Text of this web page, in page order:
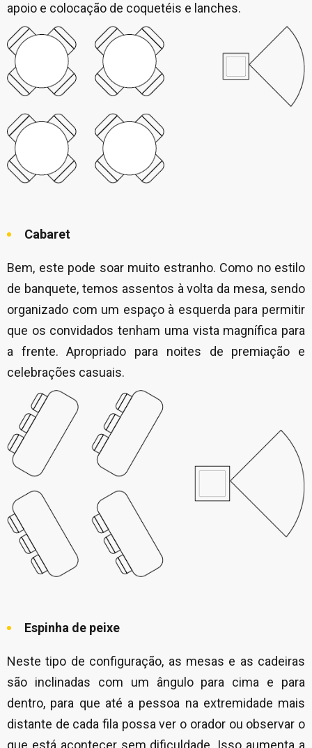
apoio e colocação de coquetéis e lanches.
Cabaret
Bem, este pode soar muito estranho. Como no estilo
de banquete, temos assentos à volta da mesa, sendo
organizado com um espaço à esquerda para permitir
que os convidados tenham uma vista magnífica para
a frente. Apropriado para noites de premiação e
celebrações casuais.
Espinha de peixe
Neste tipo de configuração, as mesas e as cadeiras
são inclinadas com um ângulo para cima e para
dentro, para que até a pessoa na extremidade mais
distante de cada fila possa ver o orador ou observar o
que está acontecer sem dificuldade. Isso aumenta a